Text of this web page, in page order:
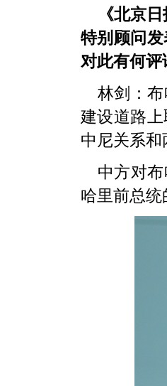
《北京
特别顾问
对此有何评
林剑：
建设道路
中尼关系
中方对
哈里前总